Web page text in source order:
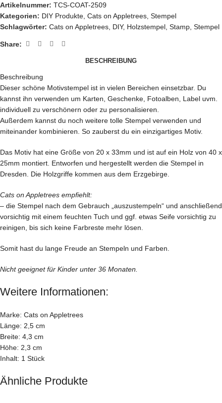
Artikelnummer: TCS-COAT-2509
Kategorien: DIY Produkte, Cats on Appletrees, Stempel
Schlagwörter: Cats on Appletrees, DIY, Holzstempel, Stamp, Stempel
Share:
BESCHREIBUNG
Beschreibung
Dieser schöne Motivstempel ist in vielen Bereichen einsetzbar. Du
kannst ihn verwenden um Karten, Geschenke, Fotoalben, Label uvm.
individuell zu verschönern oder zu personalisieren.
Außerdem kannst du noch weitere tolle Stempel verwenden und
miteinander kombinieren. So zauberst du ein einzigartiges Motiv.
Das Motiv hat eine Größe von 20 x 33mm und ist auf ein Holz von 40 x
25mm montiert. Entworfen und hergestellt werden die Stempel in
Dresden. Die Holzgriffe kommen aus dem Erzgebirge.
Cats on Appletrees empfiehlt:
– die Stempel nach dem Gebrauch „auszustempeln“ und anschließend
vorsichtig mit einem feuchten Tuch und ggf. etwas Seife vorsichtig zu
reinigen, bis sich keine Farbreste mehr lösen.
Somit hast du lange Freude an Stempeln und Farben.
Nicht geeignet für Kinder unter 36 Monaten.
Weitere Informationen:
Marke: Cats on Appletrees
Länge: 2,5 cm
Breite: 4,3 cm
Höhe: 2,3 cm
Inhalt: 1 Stück
Ähnliche Produkte